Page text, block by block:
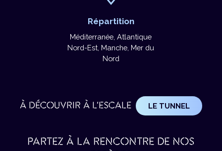
Répartition
Méditerranée, Atlantique
Nord-Est, Manche, Mer du
Nord
À DÉCOUVRIR À L'ESCALE LE TUNNEL
PARTEZ À LA RENCONTRE DE NOS